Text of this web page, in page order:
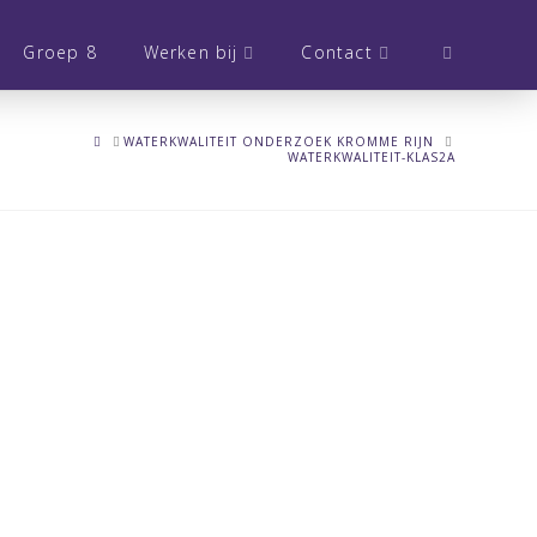
Groep 8 Werken bij Contact
HOME
WATERKWALITEIT ONDERZOEK KROMME RIJN
WATERKWALITEIT-KLAS2A